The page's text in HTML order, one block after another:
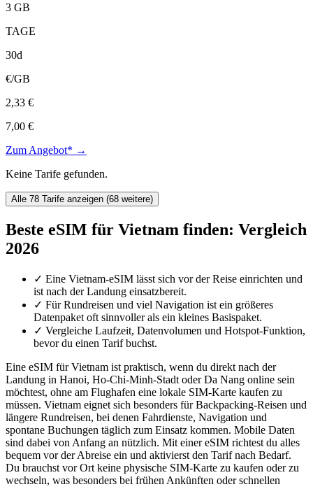
3 GB
TAGE
30d
€/GB
2,33 €
7,00 €
Zum Angebot* →
Keine Tarife gefunden.
Alle 78 Tarife anzeigen (68 weitere)
Beste eSIM für Vietnam finden: Vergleich
2026
✓ Eine Vietnam-eSIM lässt sich vor der Reise einrichten und
ist nach der Landung einsatzbereit.
✓ Für Rundreisen und viel Navigation ist ein größeres
Datenpaket oft sinnvoller als ein kleines Basispaket.
✓ Vergleiche Laufzeit, Datenvolumen und Hotspot-Funktion,
bevor du einen Tarif buchst.
Eine eSIM für Vietnam ist praktisch, wenn du direkt nach der
Landung in Hanoi, Ho-Chi-Minh-Stadt oder Da Nang online sein
möchtest, ohne am Flughafen eine lokale SIM-Karte kaufen zu
müssen. Vietnam eignet sich besonders für Backpacking-Reisen und
längere Rundreisen, bei denen Fahrdienste, Navigation und
spontane Buchungen täglich zum Einsatz kommen. Mobile Daten
sind dabei von Anfang an nützlich. Mit einer eSIM richtest du alles
bequem vor der Abreise ein und aktivierst den Tarif nach Bedarf.
Du brauchst vor Ort keine physische SIM-Karte zu kaufen oder zu
wechseln, was besonders bei frühen Ankünften oder schnellen